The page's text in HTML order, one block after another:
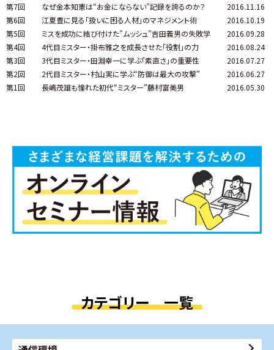
第7回
なぜ金本知憲は“お金にならない”記録を誇るのか？
2016.11.16
第6回
江夏豊に見る「扱いに困る人材」のマネジメント術
2016.10.19
第5回
ミスを成功に結び付けた”ムッシュ”吉田義男の失敗学
2016.09.28
第4回
4代目ミスター・掛布雅之を成長させた「役割」の力
2016.08.24
第3回
3代目ミスター・田淵幸一に学ぶ「素直さ」の重要性
2016.07.27
第2回
2代目ミスター・村山実に学ぶ“防御は最大の攻撃”
2016.06.27
第1回
長嶋茂雄も憧れた初代“ミスター”藤村富美男 2016.05.30
カテゴリー 一覧